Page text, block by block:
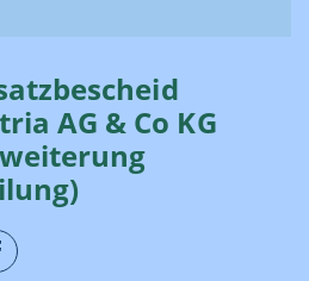
AG & Co KG